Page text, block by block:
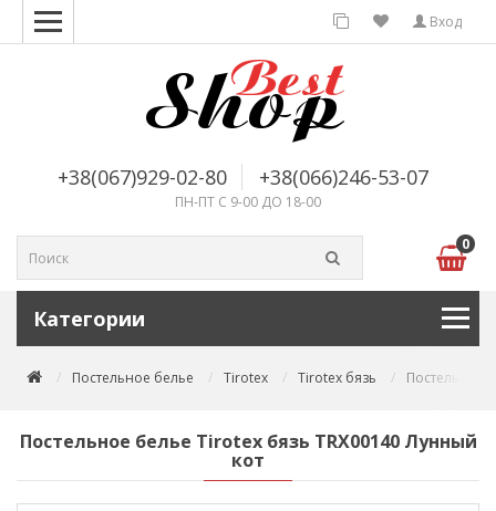
Вход
+38(067)929-02-80 +38(066)246-53-07
ПН-ПТ С 9-00 ДО 18-00
0
Категории
Постельное белье Tirotex Tirotex бязь Постельное
Постельное белье Tirotex бязь TRX00140 Лунный
кот